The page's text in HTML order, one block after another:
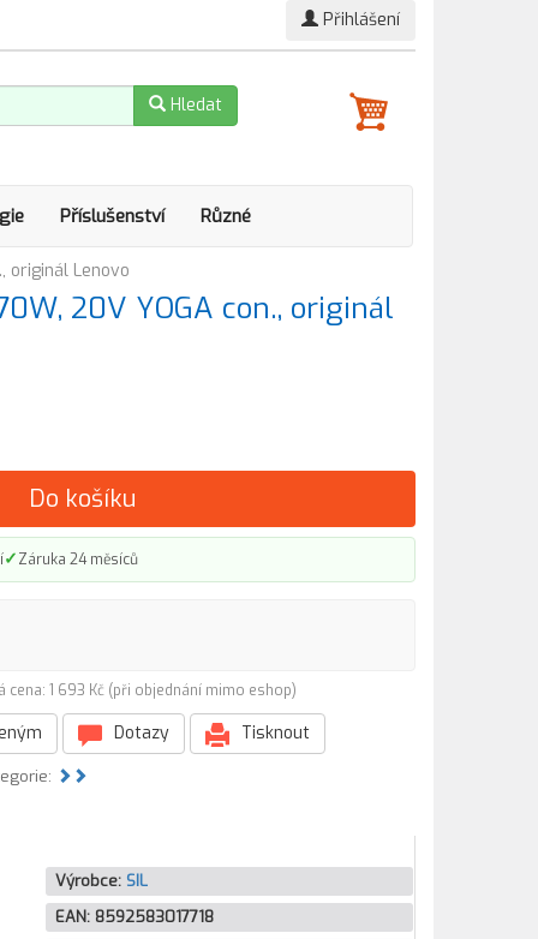
Přihlášení
Hledat
Příslušenství Různé
originál Lenovo
20V YOGA con., originál
Do košíku
✓Záruka 24 měsíců
cena: 1 693 Kč (při objednání mimo eshop)
Dotazy Tisknout
Výrobce: SIL
EAN: 8592583017718